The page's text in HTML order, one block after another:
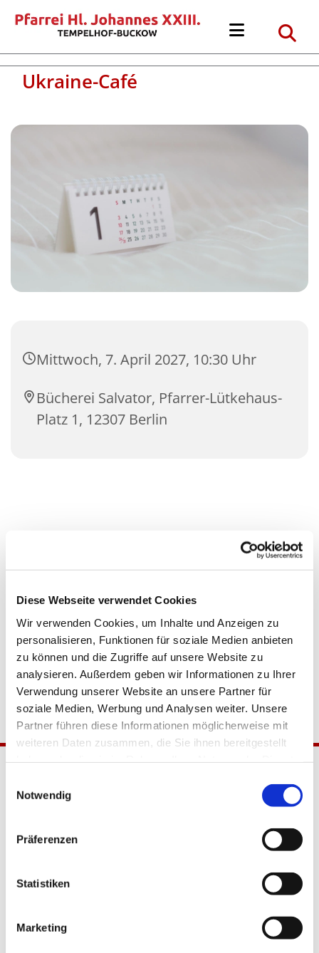
Diese Webseite verwendet Cookies
Wir verwenden Cookies, um Inhalte und Anzeigen zu
personalisieren, Funktionen für soziale Medien anbieten
zu können und die Zugriffe auf unsere Website zu
analysieren. Außerdem geben wir Informationen zu Ihrer
Verwendung unserer Website an unsere Partner für
soziale Medien, Werbung und Analysen weiter. Unsere
Partner führen diese Informationen möglicherweise mit
weiteren Daten zusammen, die Sie ihnen bereitgestellt
Notwendig
Präferenzen
Statistiken
Marketing
Ukraine-Café
Mittwoch, 7. April 2027, 10:30 Uhr
Bücherei Salvator, Pfarrer-Lütkehaus-
Platz 1, 12307 Berlin
Pfarrei Hl. Johannes XXIII.